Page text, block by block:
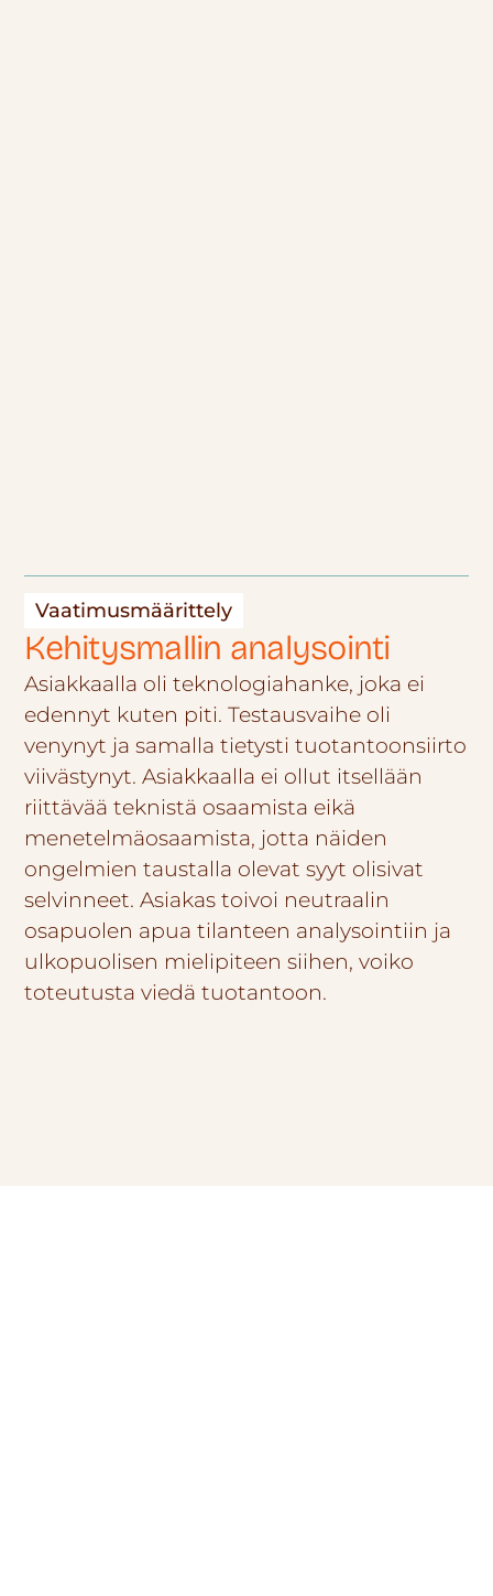
Vaatimusmäärittely
Kehitysmallin analysointi
Asiakkaalla oli teknologiahanke, joka ei
edennyt kuten piti. Testausvaihe oli
venynyt ja samalla tietysti tuotantoonsiirto
viivästynyt. Asiakkaalla ei ollut itsellään
riittävää teknistä osaamista eikä
menetelmäosaamista, jotta näiden
ongelmien taustalla olevat syyt olisivat
selvinneet. Asiakas toivoi neutraalin
osapuolen apua tilanteen analysointiin ja
ulkopuolisen mielipiteen siihen, voiko
toteutusta viedä tuotantoon.